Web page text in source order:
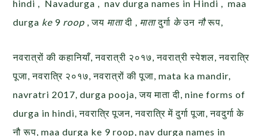
hindi , Navadurga , nav durga names in Hindi , maa
durga ke 9 roop , जय मातादी , मातादुर्गा केउन नौरूप,
नवरात्रों की कहानियाँ, नवरात्री २०१७, नवरात्री स्पेशल, नवरात्रि
पूजा, नवरात्रि २०१७, नवरात्रों की पूजा, mata ka mandir,
navratri 2017, durga pooja, जय माता दी, nine forms of
durga in hindi, नवरात्रि पूजन, नवरात्रि में दुर्गा पूजा, नवदुर्गा के
नौ रूप, maa durga ke 9 roop, nav durga names in